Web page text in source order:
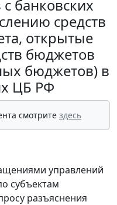
банковских
средств
открытые
бюджетов
бюджетов) в
ЦБ РФ
смотрите здесь
управлений
субъектам
разъяснения